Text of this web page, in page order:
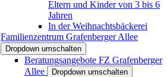
Eltern und Kinder von 3 bis 6
Jahren
In der Weihnachtsbäckerei
Familienzentrum Grafenberger Allee
Dropdown umschalten
Beratungsangebote FZ Grafenberger
Allee
Dropdown umschalten